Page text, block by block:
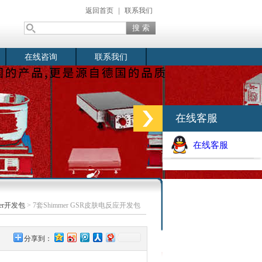
返回首页 联系我们
在线咨询 联系我们
开发包 > 7套Shimmer GSR皮肤电反应开发包
分享到：
在线客服
在线客服